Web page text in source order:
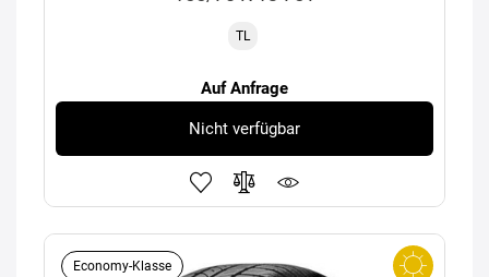
TL
Auf Anfrage
Nicht verfügbar
Economy-Klasse